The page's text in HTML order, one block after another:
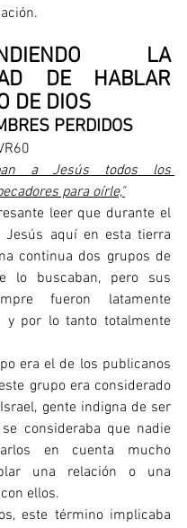
LA
DE HABLAR
DE DIOS
PERDIDOS
a Jesús todos los
para oírle,"
Jesús aquí en esta tierra
continua dos grupos de
lo buscaban, pero sus
fueron latamente
y por lo tanto totalmente
era el de los publicanos
grupo era considerado
gente indigna de ser
consideraba que nadie
en cuenta mucho
una relación o una
ellos.
este término implicaba